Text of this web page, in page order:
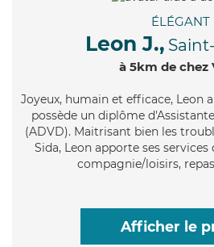
ÉLÉGANT
Leon J.,
à 5km de chez
Joyeux, humain et efficace, Leon
possède un diplôme
(ADVD). Maitrisant bien les
Sida, Leon apporte ses
compagnie/loisirs,
Afficher le